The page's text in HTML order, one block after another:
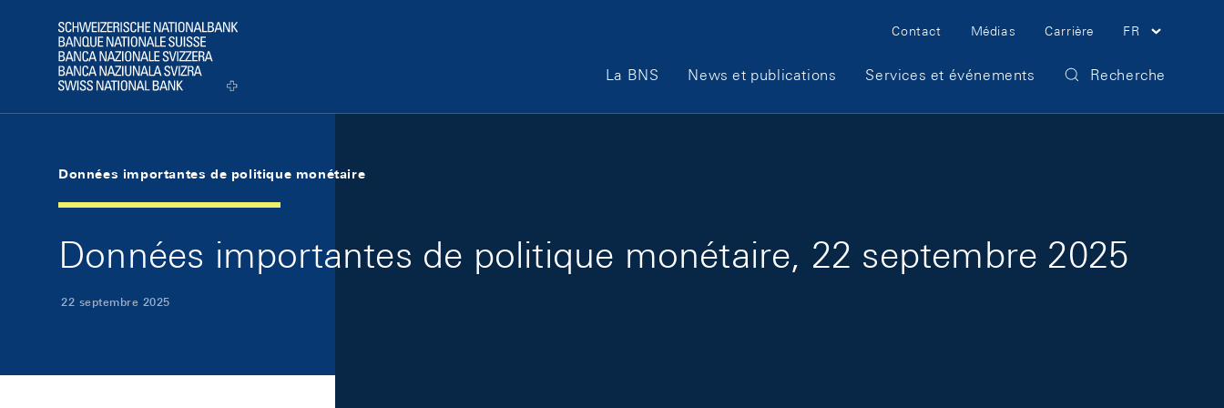
Logo
Meta Navigation
Contact Médias Carrière FR
Main Navigation
La BNS News et publications Services et événements Recherche
Données importantes de politique monétaire
Données importantes de politique monétaire, 22 septembre 2025
22 septembre 2025